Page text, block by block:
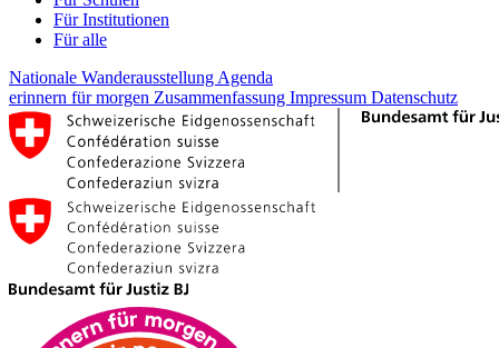
Für Institutionen
Für alle
Nationale Wanderausstellung Agenda
erinnern für morgen Zusammenfassung Impressum Datenschutz